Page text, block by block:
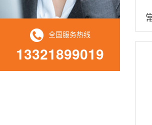
全国服务热线
13321899019